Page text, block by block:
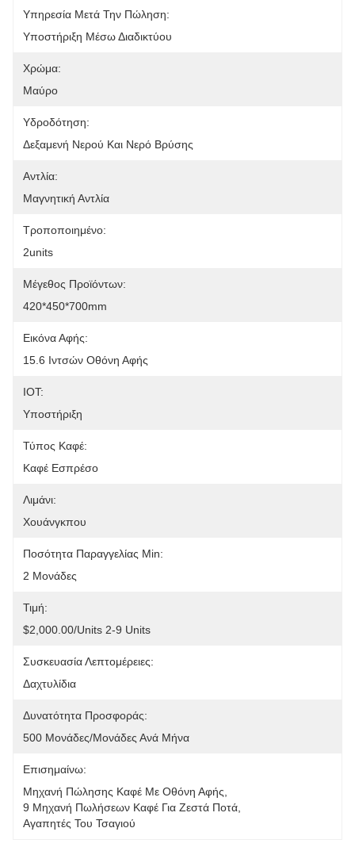
Υπηρεσία Μετά Την Πώληση:
Υποστήριξη Μέσω Διαδικτύου
Χρώμα:
Μαύρο
Υδροδότηση:
Δεξαμενή Νερού Και Νερό Βρύσης
Αντλία:
Μαγνητική Αντλία
Τροποποιημένο:
2units
Μέγεθος Προϊόντων:
420*450*700mm
Εικόνα Αφής:
15.6 Ιντσών Οθόνη Αφής
IOT:
Υποστήριξη
Τύπος Καφέ:
Καφέ Εσπρέσο
Λιμάνι:
Χουάνγκπου
Ποσότητα Παραγγελίας Min:
2 Μονάδες
Τιμή:
$2,000.00/units 2-9 Units
Συσκευασία Λεπτομέρειες:
Δαχτυλίδια
Δυνατότητα Προσφοράς:
500 Μονάδες/μονάδες Ανά Μήνα
Επισημαίνω:
Μηχανή Πώλησης Καφέ Με Οθόνη Αφής
9 Μηχανή Πωλήσεων Καφέ Για Ζεστά Ποτά
Αγαπητές Του Τσαγιού